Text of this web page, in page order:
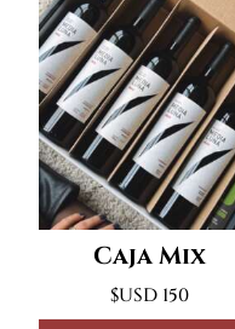
Caja Mix
$USD150